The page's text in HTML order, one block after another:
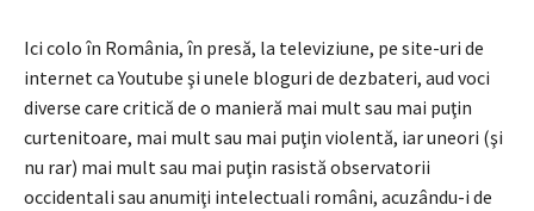
Ici colo în România, în presă, la televiziune, pe site-uri de
internet ca Youtube şi unele bloguri de dezbateri, aud voci
diverse care critică de o manieră mai mult sau mai puţin
curtenitoare, mai mult sau mai puţin violentă, iar uneori (şi
nu rar) mai mult sau mai puţin rasistă observatorii
occidentali sau anumiţi intelectuali români, acuzându-i de